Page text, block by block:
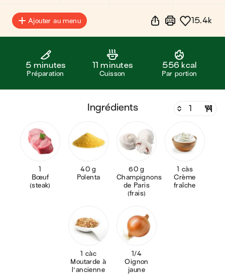
Ajouter au menu 15.4k
5 minutes
Préparation
11 minutes
Cuisson
556 kcal
Par portion
ingrédients
1
Bœuf
(steak)
40 g
Polenta
60 g
Champignons
de Paris
(frais)
1 càs
Crème
fraîche
1 càc
Moutarde à
l'ancienne
1/4
Oignon
jaune